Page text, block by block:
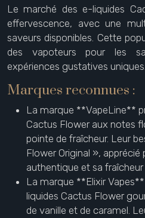
Le marché des e-liquides
effervescence, avec une
saveurs disponibles. Cette
des vapoteurs pour les
expériences gustatives uniques.
Marques reconnues :
La marque **VapeLine**
Cactus Flower aux notes
pointe de fraîcheur. Leur
Flower Original », apprécié
authentique et sa
La marque **Elixir
liquides Cactus Flower
de vanille et de caramel.